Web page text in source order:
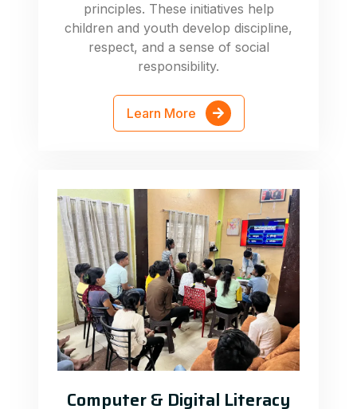
principles. These initiatives help
children and youth develop discipline,
respect, and a sense of social
responsibility.
Learn More
Computer & Digital Literacy